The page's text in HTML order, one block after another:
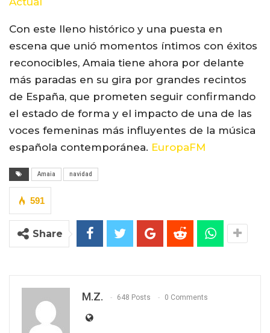
Con este lleno histórico y una puesta en
escena que unió momentos íntimos con éxitos
reconocibles, Amaia tiene ahora por delante
más paradas en su gira por grandes recintos
de España, que prometen seguir confirmando
el estado de forma y el impacto de una de las
voces femeninas más influyentes de la música
española contemporánea. EuropaFM
Amaia navidad
591
Share
M.Z. 648 Posts 0 Comments